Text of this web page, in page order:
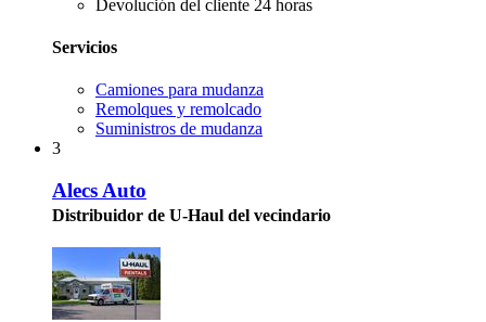
Devolución del cliente 24 horas
Servicios
Camiones para mudanza
Remolques y remolcado
Suministros de mudanza
3
Alecs Auto
Distribuidor de U-Haul del vecindario